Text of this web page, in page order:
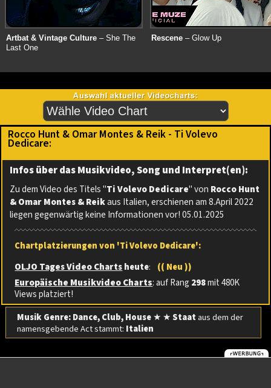
Artbat & Vintage Culture – She The
Last One
Rescene – Glow Up
Rocco Hunt & Omar Montes & Reik - Ti Volevo
Dedicare:
Infos über das Musikvideo, Song und Interpret(en):
Zu dem Video des Titels "Ti Volevo Dedicare" von Rocco Hunt
& Omar Montes & Reikaus Italien, erschienen am 8.April 2022
liegen gegenwärtig keine Informationen vor! 05.01.2025
Chartplatzierungen von 'Ti Volevo Dedicare':
OLJO Tages Video Chartsheute: (( Neu ))
Europäische Musikvideo Charts: auf Rang 298mit 480K
Views platziert!
Musik Genre: Dance, Club, House★ ★Staataus dem der
namensgebende Act stammt: Italien